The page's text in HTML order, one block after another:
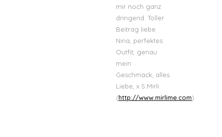
mir noch ganz
dringend. Toller
Beitrag liebe
Nina, perfektes
Outfit, genau
mein
Geschmack, alles
Liebe, x S.Mirli
(http://www.mirlime.com)